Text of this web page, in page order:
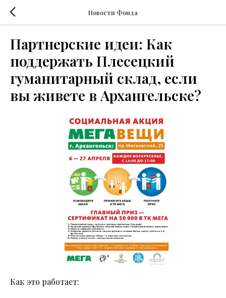
Новости Фонда
Партнерские идеи: Как
поддержать Плесецкий
гуманитарный склад, если
вы живете в Архангельске?
Как это работает: